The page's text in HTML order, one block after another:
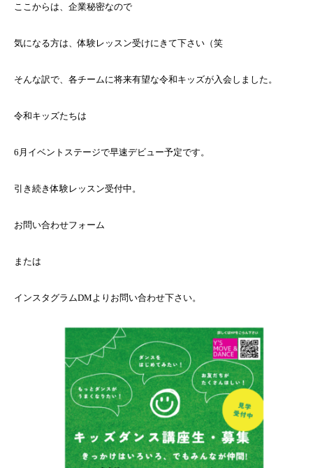
ここからは、企業秘密なので
気になる方は、体験レッスン受けにきて下さい（笑
そんな訳で、各チームに将来有望な令和キッズが入会しました。
令和キッズたちは
6月イベントステージで早速デビュー予定です。
引き続き体験レッスン受付中。
お問い合わせフォーム
または
インスタグラムDMよりお問い合わせ下さい。